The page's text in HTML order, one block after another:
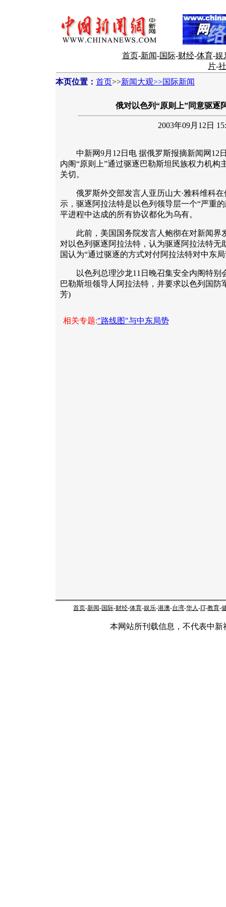
首页-新闻-国际-财经-体育-娱
片-
本页位置： 首页>>新闻大观>>国际新闻
俄对以色列“原则上”同意驱逐
2003年09月12日
中新网9月12日电 据俄罗斯报摘新闻网12
内阁“原则上”通过驱逐巴勒斯坦民族权力机构
关切。
俄罗斯外交部发言人亚历山大·雅科维科在
示，驱逐阿拉法特是以色列领导层一个“严重
平进程中达成的所有协议都化为乌有。
此前，美国国务院发言人鲍彻在对新闻界
对以色列驱逐阿拉法特，认为驱逐阿拉法特无
国认为“通过驱逐的方式对付阿拉法特对中东
以色列总理沙龙11日晚召集安全内阁特别
巴勒斯坦领导人阿拉法特，并要求以色列国防
芳)
相关专题:"路线图"与中东局势
首页-新闻-国际-财经-体育-娱乐-港澳-台湾-华人-IT-教育-
本网站所刊载信息，不代表中